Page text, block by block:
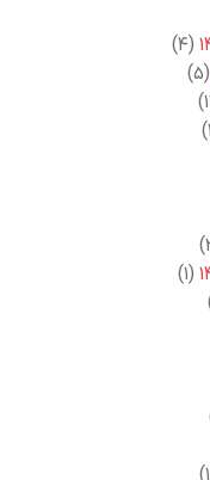
(۴)
(۵)
(۱)